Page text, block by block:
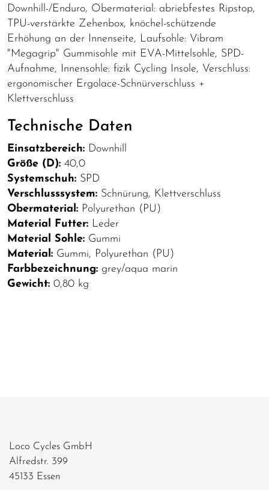
Downhill-/Enduro, Obermaterial: abriebfestes Ripstop,
TPU-verstärkte Zehenbox, knöchel-schützende
Erhöhung an der Innenseite, Laufsohle: Vibram
"Megagrip" Gummisohle mit EVA-Mittelsohle, SPD-
Aufnahme, Innensohle: fizik Cycling Insole, Verschluss:
ergonomischer Ergolace-Schnürverschluss +
Klettverschluss
Technische Daten
Einsatzbereich: Downhill
Größe (D): 40,0
Systemschuh: SPD
Verschlusssystem: Schnürung, Klettverschluss
Obermaterial: Polyurethan (PU)
Material Futter: Leder
Material Sohle: Gummi
Material: Gummi, Polyurethan (PU)
Farbbezeichnung: grey/aqua marin
Gewicht: 0,80 kg
Loco Cycles GmbH
Alfredstr. 399
45133 Essen